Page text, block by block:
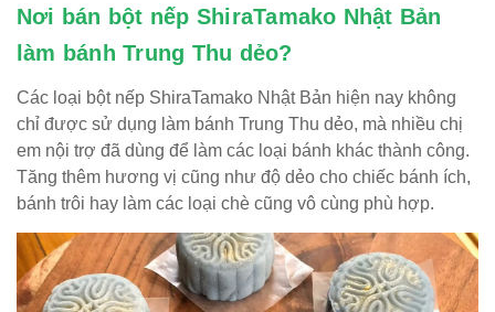
Nơi bán bột nếp ShiraTamako Nhật Bản
làm bánh Trung Thu dẻo?
Các loại bột nếp ShiraTamako Nhật Bản hiện nay không
chỉ được sử dụng làm bánh Trung Thu dẻo, mà nhiều chị
em nội trợ đã dùng để làm các loại bánh khác thành công.
Tăng thêm hương vị cũng như độ dẻo cho chiếc bánh ích,
bánh trôi hay làm các loại chè cũng vô cùng phù hợp.